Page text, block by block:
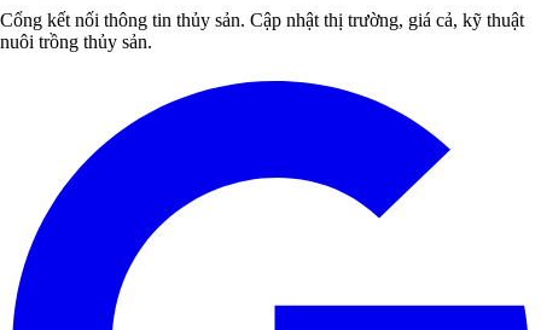
Cổng kết nối thông tin thủy sản. Cập nhật thị trường, giá cả, kỹ thuật
nuôi trồng thủy sản.